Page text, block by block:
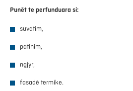
Punët te perfunduara si:
suvatim,
patinim,
ngjyr,
fasadë termike.